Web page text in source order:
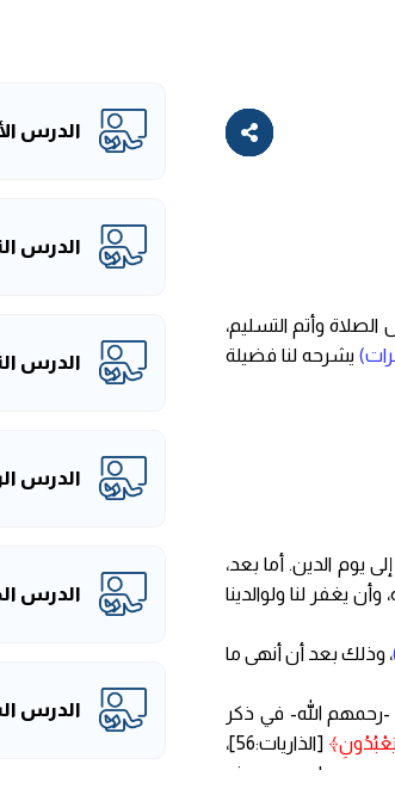
وأتم التسليم،
يشرحه لنا فضيلة
يوم الدين. أما بعد،
يغفر لنا ولوالدينا
، وذلك بعد أن أنهى ما
-رحمهم الله- في ذكر
[الذاريات:56]،
عن واحد من هذه
الدرس
الدرس
الدرس
الدرس
الدرس
الدرس